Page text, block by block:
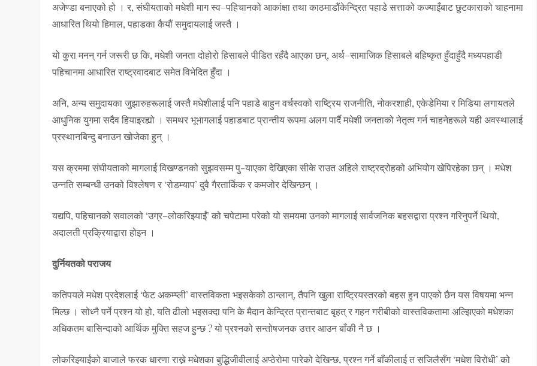
अजेण्डा बनाएको हो । र, संघीयताको मधेशी माग स्व–पहिचानको आकांक्षा तथा काठमाडौंकेन्द्रित पहाडे सत्ताको कज्याइँबाट छुटकाराको चाहनामा
आधारित थियो हिमाल, पहाडका कैयौं समुदायलाई जस्तै ।
यो कुरा मनन् गर्न जरूरी छ कि, मधेशी जनता दोहोरो हिसाबले पीडित रहँदै आएका छन्, अर्थ–सामाजिक हिसाबले बहिष्कृत हुँदाहुँदै मध्यपहाडी
पहिचानमा आधारित राष्ट्रवादबाट समेत विभेदित हुँदा ।
अनि, अन्य समुदायका जुझारुहरूलाई जस्तै मधेशीलाई पनि पहाडे बाहुन वर्चस्वको राष्ट्रिय राजनीति, नोकरशाही, एकेडेमिया र मिडिया लगायतले
आधुनिक युगमा सदैव हियाइरह्यो । समथर भूभागलाई पहाडबाट प्रान्तीय रूपमा अलग पार्दै मधेशी जनताको नेतृत्व गर्न चाहनेहरूले यही अवस्थालाई
प्रस्थानबिन्दु बनाउन खोजेका हुन् ।
यस क्रममा संघीयताको मागलाई विखण्डनको सुझवसम्म पु-याएका देखिएका सीके राउत अहिले राष्ट्रद्रोहको अभियोग खेपिरहेका छन् । मधेश
उन्नति सम्बन्धी उनको विश्लेषण र ‘रोडम्याप’ दुवै गैरतार्किक र कमजोर देखिन्छन् ।
यद्यपि, पहिचानको सवालको ‘उग्र–लोकरिझ्याईं’ को चपेटामा परेको यो समयमा उनको मागलाई सार्वजनिक बहसद्वारा प्रश्न गरिनुपर्ने थियो,
अदालती प्रक्रियाद्वारा होइन ।
दुर्नियतको पराजय
कतिपयले मधेश प्रदेशलाई ‘फेट अकम्प्ली’ वास्तविकता भइसकेको ठान्लान्, तैपनि खुला राष्ट्रियस्तरको बहस हुन पाएको छैन यस विषयमा भन्न
मिल्छ । सोध्नै पर्ने प्रश्न यो हो, यति ढीलो भइसक्दा पनि के मैदान केन्द्रित प्रान्तबाट बृहत् र गहन गरीबीको वास्तविकतामा अल्झिएको मधेशका
अधिकतम बासिन्दाको आर्थिक मुक्ति सहज हुन्छ ? यो प्रश्नको सन्तोषजनक उत्तर आउन बाँकी नै छ ।
लोकरिझ्याईंको बाजाले फरक धारणा राख्ने मधेशका बुद्धिजीवीलाई अप्ठेरोमा पारेको देखिन्छ, प्रश्न गर्ने बाँकीलाई त सजिलैसँग ‘मधेश विरोधी’ को